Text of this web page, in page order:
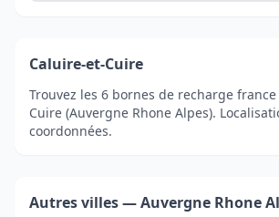
Caluire-et-Cuire
Trouvez les 6 bornes de recharge
Cuire (Auvergne Rhone Alpes).
coordonnées.
Autres villes — Auvergne Rhone